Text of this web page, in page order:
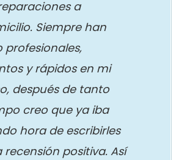
a
Siempre han
profesionales,
y rápidos en mi
después de tanto
creo que ya iba
hora de escribirles
recensión positiva. Así